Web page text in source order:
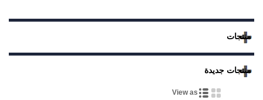
منتجات
منتجات جديدة
View as